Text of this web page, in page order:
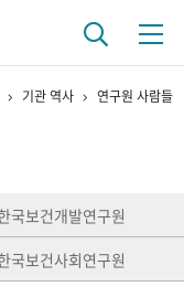
연구자들
기관 역사 연구원 사람들
국보건개발연구원
국보건사회연구원